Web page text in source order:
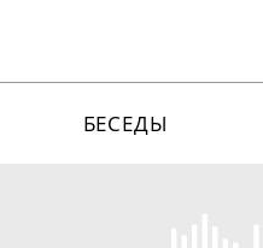
БЕСЕДЫ